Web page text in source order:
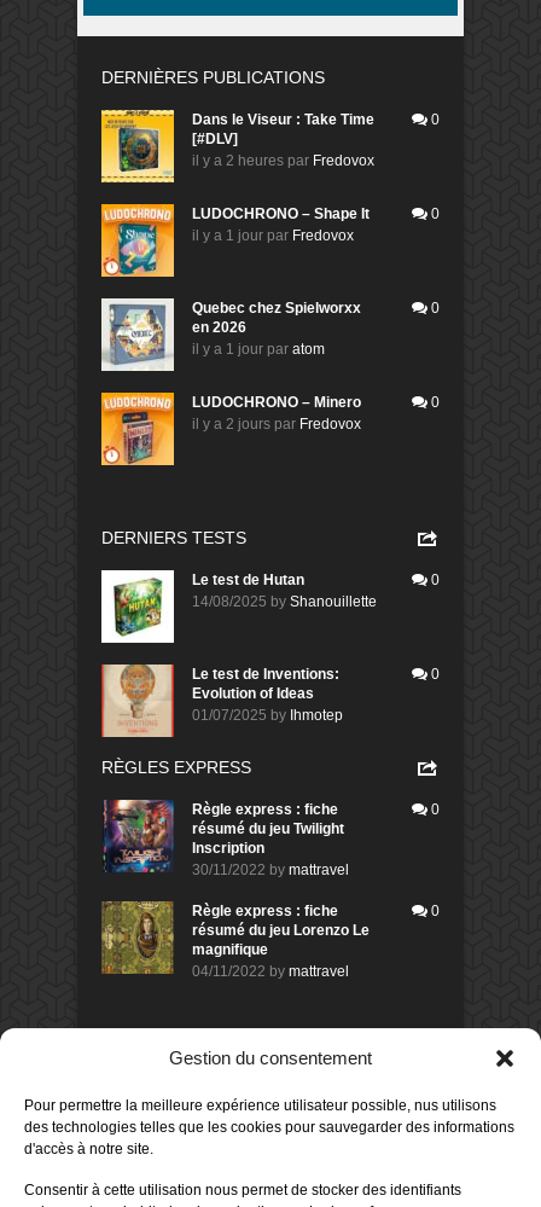
Gestion du consentement
Pour permettre la meilleure expérience utilisateur possible, nus utilisons
des technologies telles que les cookies pour sauvegarder des informations
d'accès à notre site.
Consentir à cette utilisation nous permet de stocker des identifiants
DERNIÈRES PUBLICATIONS
Dans le Viseur : Take Time
[#DLV]
il y a 2 heures par Fredovox
0
LUDOCHRONO – Shape It
il y a 1 jour par Fredovox
0
Quebec chez Spielworxx
en 2026
il y a 1 jour par atom
0
LUDOCHRONO – Minero
il y a 2 jours par Fredovox
0
DERNIERS TESTS
Le test de Hutan
14/08/2025 by Shanouillette
0
Le test de Inventions:
Evolution of Ideas
01/07/2025 by Ihmotep
0
RÈGLES EXPRESS
Règle express : fiche
résumé du jeu Twilight
Inscription
30/11/2022 by mattravel
0
Règle express : fiche
résumé du jeu Lorenzo Le
magnifique
04/11/2022 by mattravel
0
DERNIERS AVIS DES MEMBRES
Avis de
Sur le jeu Collect!
il y a 13 heures
Avis demorlockbob
80%